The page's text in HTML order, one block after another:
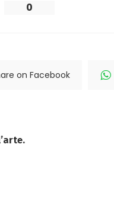
0
on Facebook